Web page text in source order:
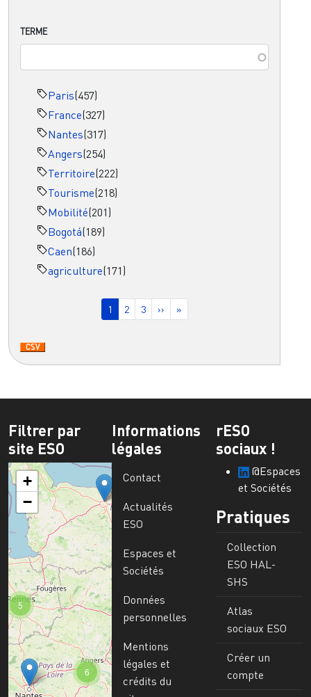
TERME
Paris(457)
France(327)
Nantes(317)
Angers(254)
Territoire(222)
Tourisme(218)
Mobilité(201)
Bogotá(189)
Caen(186)
agriculture(171)
Page courante
1 Page
2 Page
3 Page suivante
›› Dernière page
»
Filtrer par
site ESO
6
5
+
−
Informations
légales
Contact
Actualités
ESO
Espaces et
Sociétés
Données
personnelles
Mentions
légales et
crédits du
rESO
sociaux !
@Espaces
et Sociétés
Pratiques
Collection
ESO HAL-
SHS
Atlas
sociaux ESO
Créer un
compte